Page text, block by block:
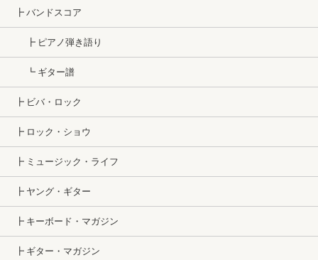
┣ バンドスコア
┣ ピアノ弾き語り
┗ ギター譜
┣ ビバ・ロック
┣ ロック・ショウ
┣ ミュージック・ライフ
┣ ヤング・ギター
┣ キーボード・マガジン
┣ ギター・マガジン